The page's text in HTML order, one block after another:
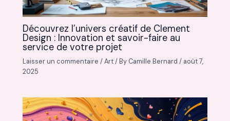
Découvrez l’univers créatif de Clement
Design : Innovation et savoir-faire au
service de votre projet
Laisser un commentaire /Art/ By Camille Bernard/ août 7,
2025